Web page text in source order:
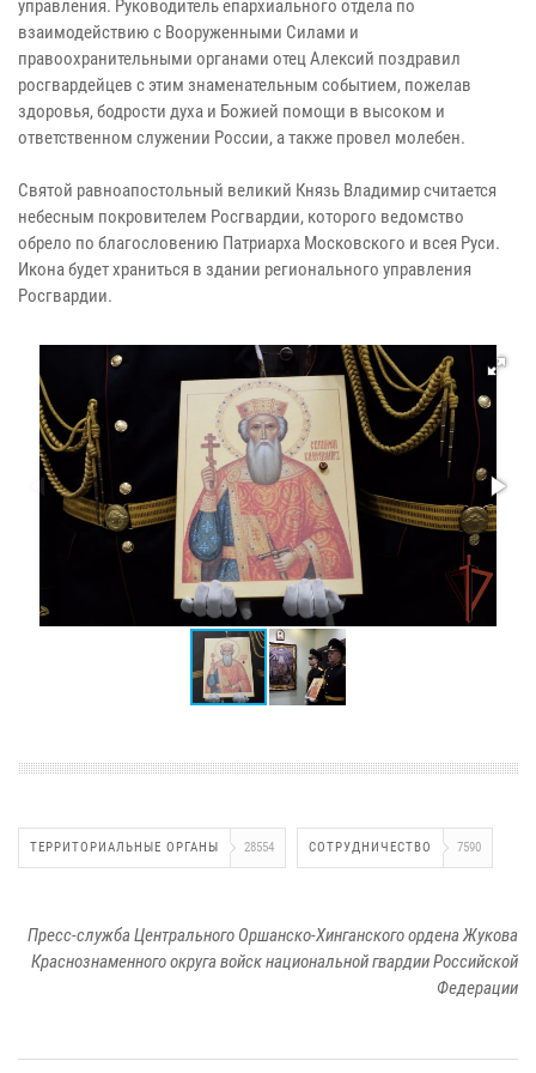
управления. Руководитель епархиального отдела по
взаимодействию с Вооруженными Силами и
правоохранительными органами отец Алексий поздравил
росгвардейцев с этим знаменательным событием, пожелав
здоровья, бодрости духа и Божией помощи в высоком и
ответственном служении России, а также провел молебен.
Святой равноапостольный великий Князь Владимир считается
небесным покровителем Росгвардии, которого ведомство
обрело по благословению Патриарха Московского и всея Руси.
Икона будет храниться в здании регионального управления
Росгвардии.
ТЕРРИТОРИАЛЬНЫЕ ОРГАНЫ 28554 СОТРУДНИЧЕСТВО 7590
Пресс-служба Центрального Оршанско-Хинганского ордена Жукова
Краснознаменного округа войск национальной гвардии Российской
Федерации